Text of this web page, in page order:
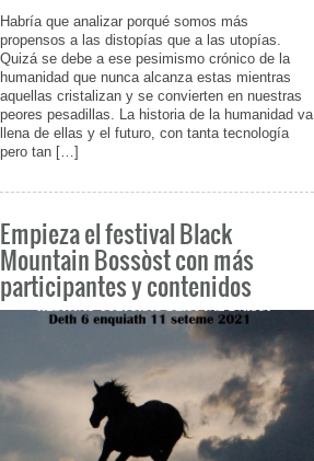
Habría que analizar porqué somos más
propensos a las distopías que a las utopías.
Quizá se debe a ese pesimismo crónico de la
humanidad que nunca alcanza estas mientras
aquellas cristalizan y se convierten en nuestras
peores pesadillas. La historia de la humanidad va
llena de ellas y el futuro, con tanta tecnología
pero tan […]
Empieza el festival Black
Mountain Bossòst con más
participantes y contenidos